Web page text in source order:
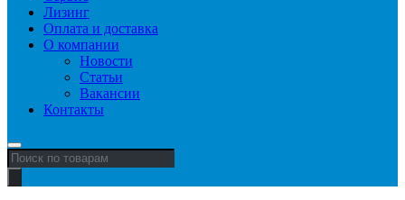
Лизинг
Оплата и доставка
О компании
Новости
Статьи
Вакансии
Контакты
Поиск
товаров